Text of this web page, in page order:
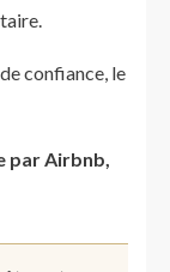
confiance, le
par Airbnb,